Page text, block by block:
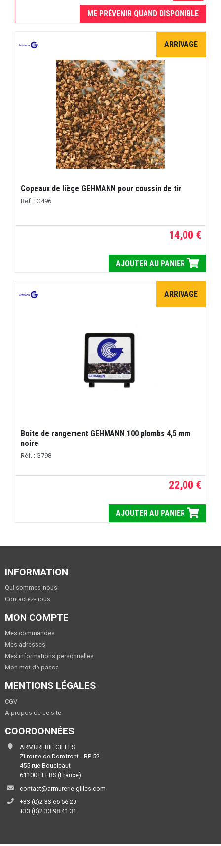
ME PRÉVENIR QUAND DISPONIBLE
ARRIVAGE
Copeaux de liège GEHMANN pour coussin de tir
Réf. : G496
14,00 €
AJOUTER AU PANIER
ARRIVAGE
Boîte de rangement GEHMANN 100 plombs 4,5 mm
noire
Réf. : G798
22,00 €
AJOUTER AU PANIER
INFORMATION
Qui sommes-nous
Contactez-nous
MON COMPTE
Mes commandes
Mes adresses
Mes informations personnelles
Mon mot de passe
MENTIONS LÉGALES
CGV
A propos de ce site
COORDONNÉES
ARMURERIE GILLES
ZI route de Domfront - BP 52
455 rue Boucicaut
61100 FLERS (France)
contact@armurerie-gilles.com
+33 (0)2 33 66 56 29
+33 (0)2 33 98 41 31